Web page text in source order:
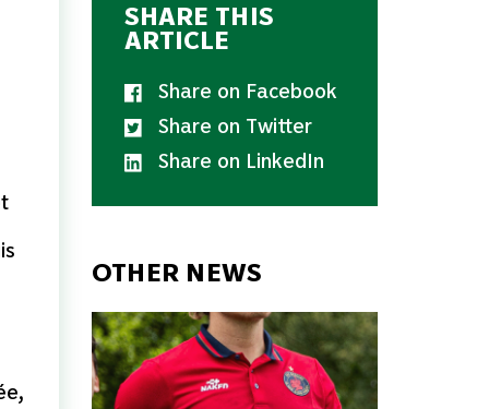
SHARE THIS
ARTICLE
Share on Facebook
Share on Twitter
Share on LinkedIn
OTHER NEWS